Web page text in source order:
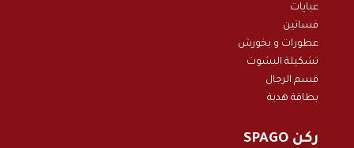
عبايات
فساتين
عطورات و بخورش
تشكيلة البشوت
قسم الرجال
بطاقة هدية
ركن SPAGO